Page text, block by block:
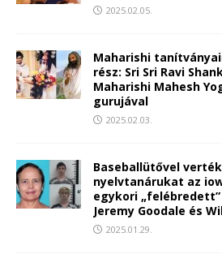
2025.02.05.
Maharishi
rész: Sri Sri Ravi
Maharishi Mahesh
gurujával
2025.02.03.
Baseballütővel
nyelvtanárukat az
egykori
Jeremy Goodale és
2025.01.29.